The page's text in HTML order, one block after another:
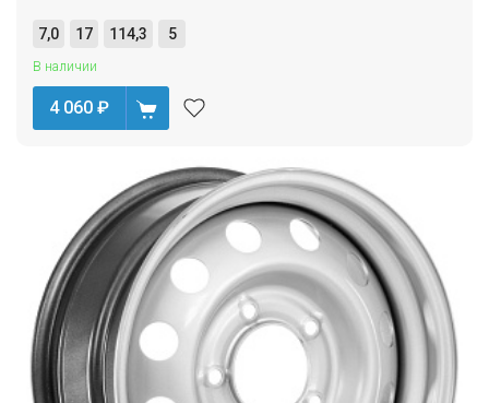
7,0 17 114,3 5
В наличии
4 060 ₽